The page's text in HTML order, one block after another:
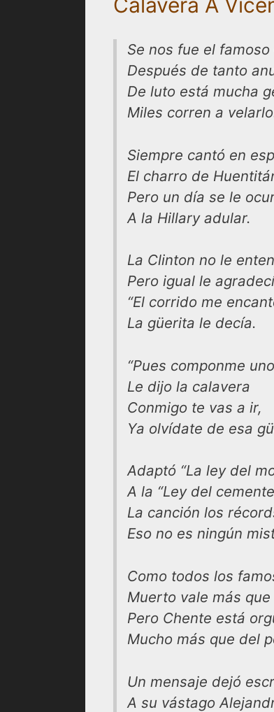
Se nos fue el famoso
Después de tanto
De luto está mucha
Miles corren a
Siempre cantó en
El charro de
Pero un día se le
A la Hillary adular.
La Clinton no le
Pero igual le
“El corrido me
La güerita le decía.
“Pues componme
Le dijo la calavera
Conmigo te vas a ir,
Ya olvídate de esa
Adaptó “La ley del
A la “Ley del
La canción los
Eso no es ningún
Como todos los
Muerto vale más que
Pero Chente está
Mucho más que del
Un mensaje dejó
A su vástago